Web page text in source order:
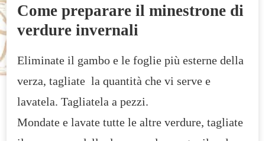
Come preparare il minestrone di
verdure invernali
Eliminate il gambo e le foglie più esterne della
verza, tagliate la quantità che vi serve e
lavatela. Tagliatela a pezzi.
Mondate e lavate tutte le altre verdure, tagliate